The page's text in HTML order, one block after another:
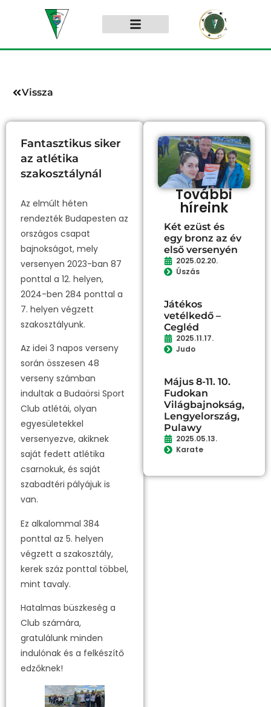
Vissza
Fantasztikus siker
az atlétika
szakosztálynál
Az elmúlt héten
rendezték Budapesten az
országos csapat
bajnokságot, mely
versenyen 2023-ban 87
ponttal a 12. helyen,
2024-ben 284 ponttal a
7. helyen végzett
szakosztályunk.
Az idei 3 napos verseny
során összesen 48
verseny számban
indultak a Budaörsi Sport
Club atlétái, olyan
egyesületekkel
versenyezve, akiknek
saját fedett atlétika
csarnokuk, és saját
szabadtéri pályájuk is
van.
Ez alkalommal 384
ponttal az 5. helyen
végzett a szakosztály,
kerek száz ponttal többel,
mint tavaly.
Hatalmas büszkeség a
Club számára,
gratulálunk minden
indulónak és a felkészítő
edzőknek!
További
híreink
Két ezüst és
egy bronz az év
első versenyén
2025.02.20.
Úszás
Játékos
vetélkedő –
Cegléd
2025.11.17.
Judo
Május 8-11. 10.
Fudokan
Világbajnokság,
Lengyelország,
Pulawy
2025.05.13.
Karate